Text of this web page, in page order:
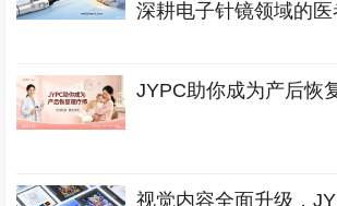
深耕电子针镜领域的医
JYPC助你成为产后恢
视觉内容全面升级，